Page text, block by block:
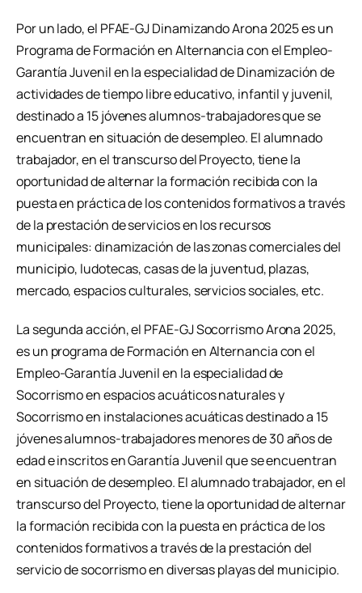
Por un lado, el PFAE-GJ Dinamizando Arona 2025 es un
Programa de Formación en Alternancia con el Empleo-
Garantía Juvenil en la especialidad de Dinamización de
actividades de tiempo libre educativo, infantil y juvenil,
destinado a 15 jóvenes alumnos-trabajadores que se
encuentran en situación de desempleo. El alumnado
trabajador, en el transcurso del Proyecto, tiene la
oportunidad de alternar la formación recibida con la
puesta en práctica de los contenidos formativos a través
de la prestación de servicios en los recursos
municipales: dinamización de las zonas comerciales del
municipio, ludotecas, casas de la juventud, plazas,
mercado, espacios culturales, servicios sociales, etc.
La segunda acción, el PFAE-GJ Socorrismo Arona 2025,
es un programa de Formación en Alternancia con el
Empleo-Garantía Juvenil en la especialidad de
Socorrismo en espacios acuáticos naturales y
Socorrismo en instalaciones acuáticas destinado a 15
jóvenes alumnos-trabajadores menores de 30 años de
edad e inscritos en Garantía Juvenil que se encuentran
en situación de desempleo. El alumnado trabajador, en el
transcurso del Proyecto, tiene la oportunidad de alternar
la formación recibida con la puesta en práctica de los
contenidos formativos a través de la prestación del
servicio de socorrismo en diversas playas del municipio.